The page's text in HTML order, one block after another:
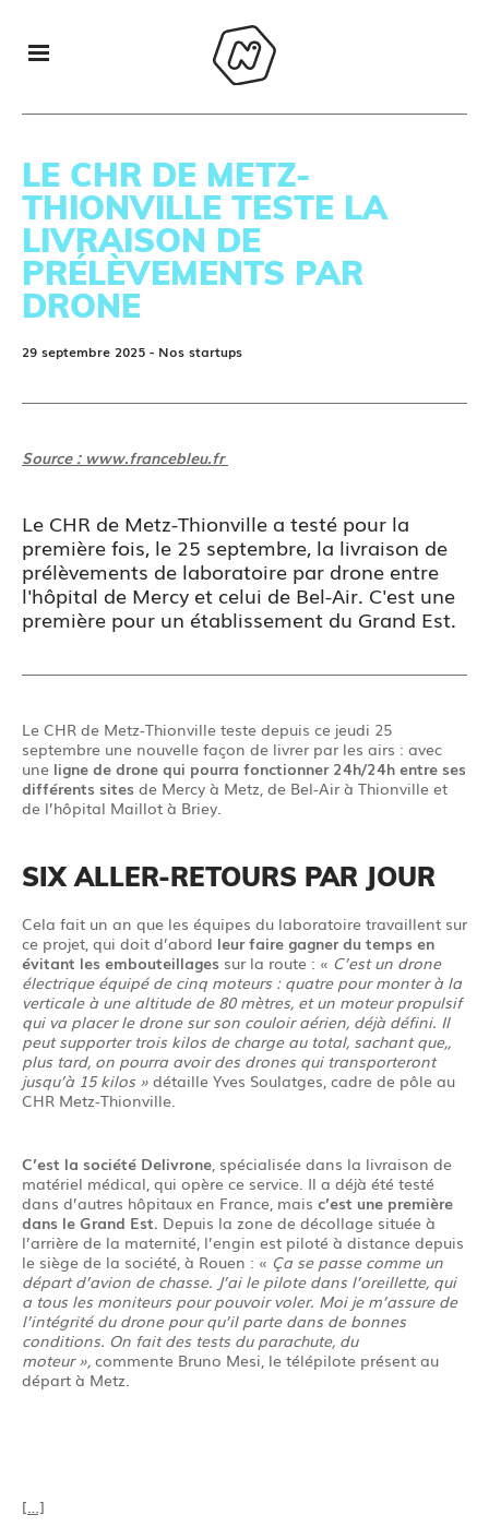
LE CHR DE METZ-
THIONVILLE TESTE LA
LIVRAISON DE
PRÉLÈVEMENTS PAR
DRONE
29 septembre 2025 - Nos startups
Source : www.francebleu.fr
Le CHR de Metz-Thionville a testé pour la
première fois, le 25 septembre, la livraison de
prélèvements de laboratoire par drone entre
l'hôpital de Mercy et celui de Bel-Air. C'est une
première pour un établissement du Grand Est.
Le CHR de Metz-Thionville teste depuis ce jeudi 25
septembre une nouvelle façon de livrer par les airs : avec
une ligne de drone qui pourra fonctionner 24h/24h entre ses
différents sites de Mercy à Metz, de Bel-Air à Thionville et
de l’hôpital Maillot à Briey.
SIX ALLER-RETOURS PAR JOUR
Cela fait un an que les équipes du laboratoire travaillent sur
ce projet, qui doit d’abord leur faire gagner du temps en
évitant les embouteillages sur la route : « C’est un drone
électrique équipé de cinq moteurs : quatre pour monter à la
verticale à une altitude de 80 mètres, et un moteur propulsif
qui va placer le drone sur son couloir aérien, déjà défini. Il
peut supporter trois kilos de charge au total, sachant que,,
plus tard, on pourra avoir des drones qui transporteront
jusqu’à 15 kilos » détaille Yves Soulatges, cadre de pôle au
CHR Metz-Thionville.
C’est la société Delivrone, spécialisée dans la livraison de
matériel médical, qui opère ce service. Il a déjà été testé
dans d’autres hôpitaux en France, mais c’est une première
dans le Grand Est. Depuis la zone de décollage située à
l’arrière de la maternité, l’engin est piloté à distance depuis
le siège de la société, à Rouen : « Ça se passe comme un
départ d’avion de chasse. J’ai le pilote dans l’oreillette, qui
a tous les moniteurs pour pouvoir voler. Moi je m’assure de
l’intégrité du drone pour qu’il parte dans de bonnes
conditions. On fait des tests du parachute, du
moteur », commente Bruno Mesi, le télépilote présent au
départ à Metz.
[…]